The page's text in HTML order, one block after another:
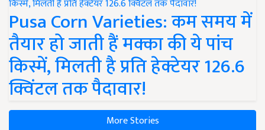
Pusa Corn Varieties: कम समय में
तैयार हो जाती हैं मक्का की ये पांच
किस्में, मिलती है प्रति हेक्टेयर 126.6
क्विंटल तक पैदावार!
More Stories